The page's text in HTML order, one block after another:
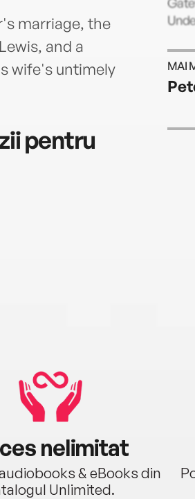
marriage, the
and a
wife's untimely
pentru
MAI
nelimitat
& eBooks din
Unlimited.